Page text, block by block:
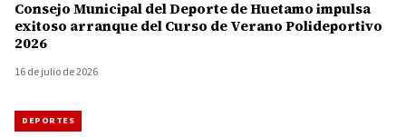
Consejo Municipal del Deporte de Huetamo impulsa
exitoso arranque del Curso de Verano Polideportivo
2026
16 de julio de 2026
DEPORTES